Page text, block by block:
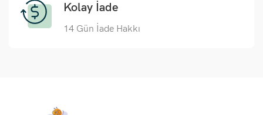
Kolay İade
14 Gün İade Hakkı